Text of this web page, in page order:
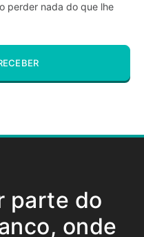
perder nada do que lhe
parte do
onde